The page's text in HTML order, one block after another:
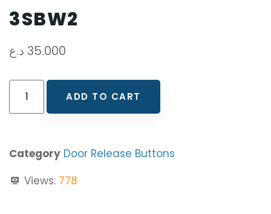
3SBW2
35.000 د.ع
ADD TO CART
Category Door Release Buttons
Views: 778